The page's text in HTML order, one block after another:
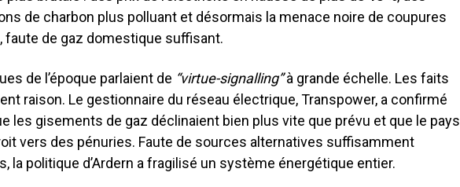
de charbon plus polluant et désormais la menace noire de coupures
faute de gaz domestique suffisant.
de l’époque parlaient de “virtue-signalling”à grande échelle. Les faits
raison. Le gestionnaire du réseau électrique, Transpower, a confirmé
les gisements de gaz déclinaient bien plus vite que prévu et que le pays
vers des pénuries. Faute de sources alternatives suffisamment
la politique d’Ardern a fragilisé un système énergétique entier.